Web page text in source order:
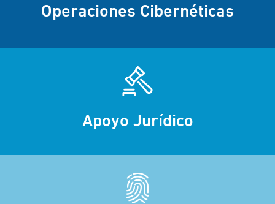
Operaciones Cibernéticas
Apoyo Jurídico